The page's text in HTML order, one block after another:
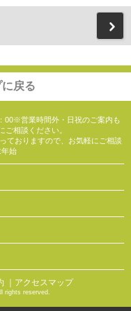
戻る
00※営業時間外・日祝のご案内も
ご相談ください。
ておりますので、お気軽にご相談
年始
｜アクセスマップ
rights reserved.